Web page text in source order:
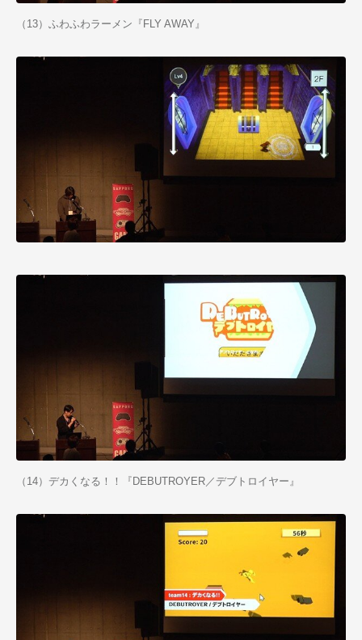
（13）ふわふわラーメン『FLY AWAY』
（14）デカくなる！！『DEBUTROYER／デブトロイヤー』